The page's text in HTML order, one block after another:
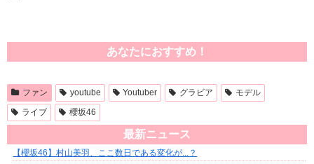
あなたにおすすめ！
ファン youtube Youtuber グラビア
モデル
ライブ
櫻坂46
最新ニュース
【櫻坂46】村山美羽、ここ数日である変化が...？